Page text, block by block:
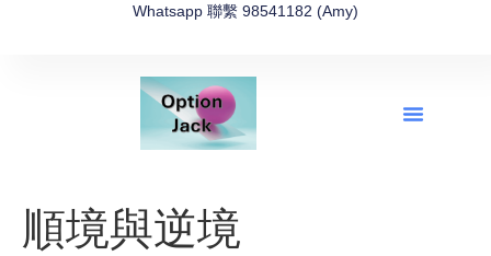
Whatsapp 聯繫 98541182 (Amy)
順境與逆境